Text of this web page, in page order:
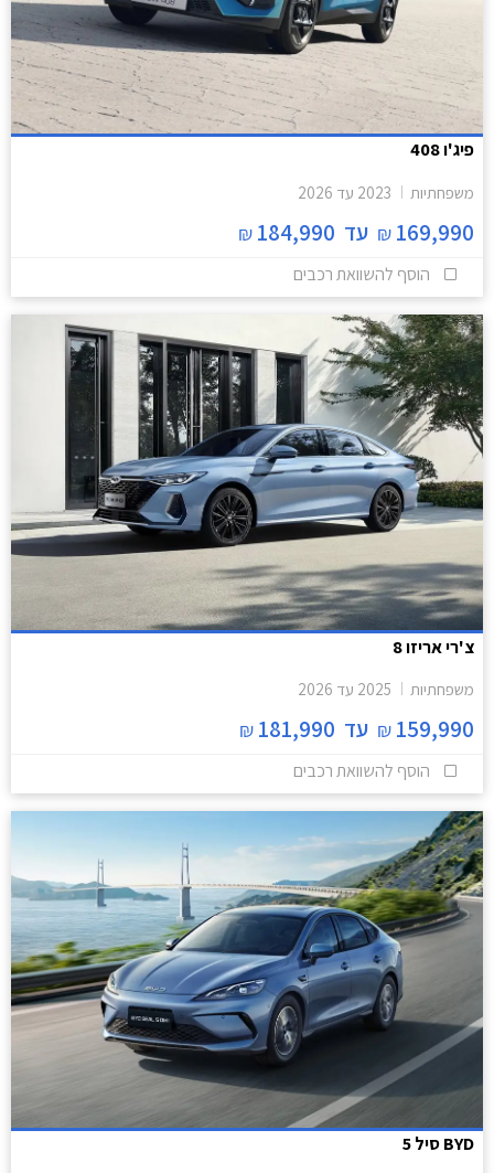
פיג'ו 408
משפחתיות 2023 עד 2026
169,990
₪ עד 184,990
₪
הוסף להשוואת רכבים
צ'רי אריזו 8
משפחתיות 2025 עד 2026
159,990
₪ עד 181,990
₪
הוסף להשוואת רכבים
BYD סיל 5